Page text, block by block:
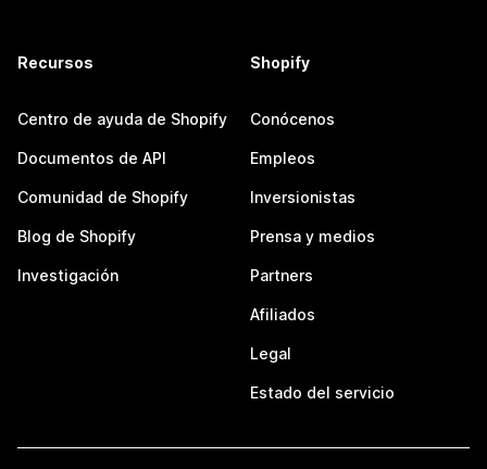
Recursos
Centro de ayuda de Shopify
Documentos de API
Comunidad de Shopify
Blog de Shopify
Investigación
Shopify
Conócenos
Empleos
Inversionistas
Prensa y medios
Partners
Afiliados
Legal
Estado del servicio